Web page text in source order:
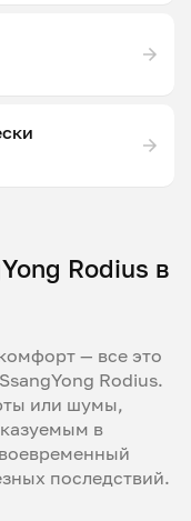
Rodius в
— все это
Rodius.
или шумы,
в
последствий.